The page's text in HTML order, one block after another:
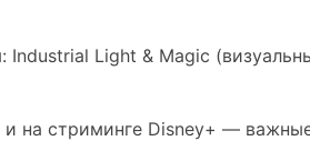
Light & Magic
на стриминге Disney+ —